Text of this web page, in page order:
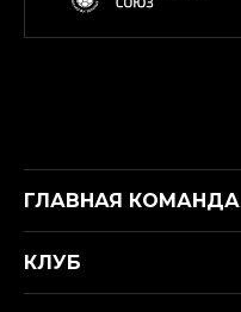
ГЛАВНАЯ КОМАНДА
КЛУБ